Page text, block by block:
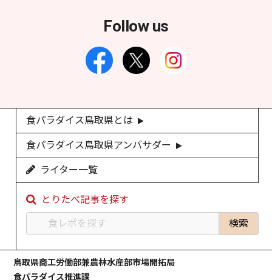
Follow us
食パラダイス鳥取県とは
食パラダイス鳥取県アンバサダー
ライター一覧
とりたべ記事を探す
鳥取県商工労働部兼農林水産部市場開拓局
食パラダイス推進課